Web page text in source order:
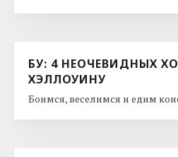
БУ: 4 НЕОЧЕВИДНЫХ
ХЭЛЛОУИНУ
Боимся, веселимся и едим